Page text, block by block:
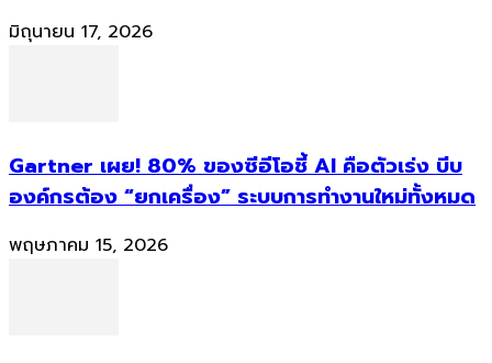
มิถุนายน 17, 2026
Gartner เผย! 80% ของซีอีโอชี้ AI คือตัวเร่ง บีบ
องค์กรต้อง “ยกเครื่อง” ระบบการทำงานใหม่ทั้งหมด
พฤษภาคม 15, 2026